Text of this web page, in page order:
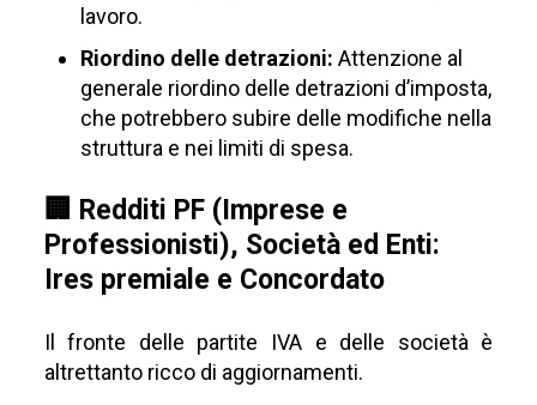
lavoro.
Riordino delle detrazioni: Attenzione al
generale riordino delle detrazioni d’imposta,
che potrebbero subire delle modifiche nella
struttura e nei limiti di spesa.
🏢 Redditi PF (Imprese e
Professionisti), Società ed Enti:
Ires premiale e Concordato
Il fronte delle partite IVA e delle società è
altrettanto ricco di aggiornamenti.